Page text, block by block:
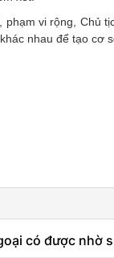
vi rộng, Chủ
nhau để tạo cơ
có được nhờ